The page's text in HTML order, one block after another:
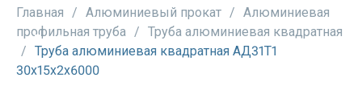
Прайс
Доставка и Оплата
Главная / Алюминиевый прокат / Алюминиевая
профильная труба / Труба алюминиевая квадратная
/ Труба алюминиевая квадратная АД31Т1
30х15х2х6000